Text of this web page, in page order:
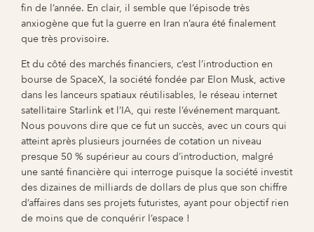
fin de l’année. En clair, il semble que l’épisode très
anxiogène que fut la guerre en Iran n’aura été finalement
que très provisoire.
Et du côté des marchés financiers, c’est l’introduction en
bourse de SpaceX, la société fondée par Elon Musk, active
dans les lanceurs spatiaux réutilisables, le réseau internet
satellitaire Starlink et l’IA, qui reste l’événement marquant.
Nous pouvons dire que ce fut un succès, avec un cours qui
atteint après plusieurs journées de cotation un niveau
presque 50 % supérieur au cours d’introduction, malgré
une santé financière qui interroge puisque la société investit
des dizaines de milliards de dollars de plus que son chiffre
d’affaires dans ses projets futuristes, ayant pour objectif rien
de moins que de conquérir l’espace !